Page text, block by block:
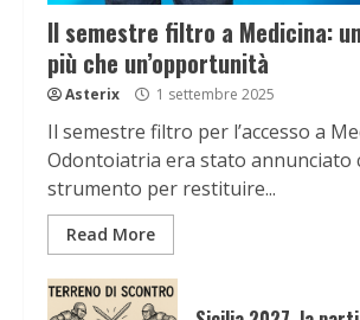
Il semestre filtro a Medicina:
più che un’opportunità
Asterix 1 settembre 2025
Il semestre filtro per l’accesso a
Odontoiatria era stato annunciato
strumento per restituire...
Read More